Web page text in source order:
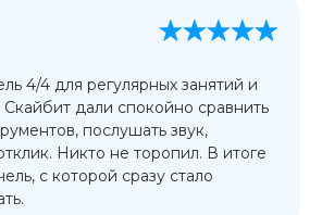
4/4 для регулярных занятий и
дали спокойно сравнить
послушать звук,
Никто не торопил. В итоге
с которой сразу стало